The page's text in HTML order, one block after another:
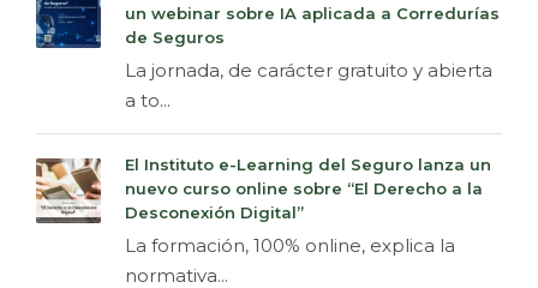
un webinar sobre IA aplicada a Corredurías
de Seguros
La jornada, de carácter gratuito y abierta
a to...
El Instituto e-Learning del Seguro lanza un
nuevo curso online sobre “El Derecho a la
Desconexión Digital”
La formación, 100% online, explica la
normativa...